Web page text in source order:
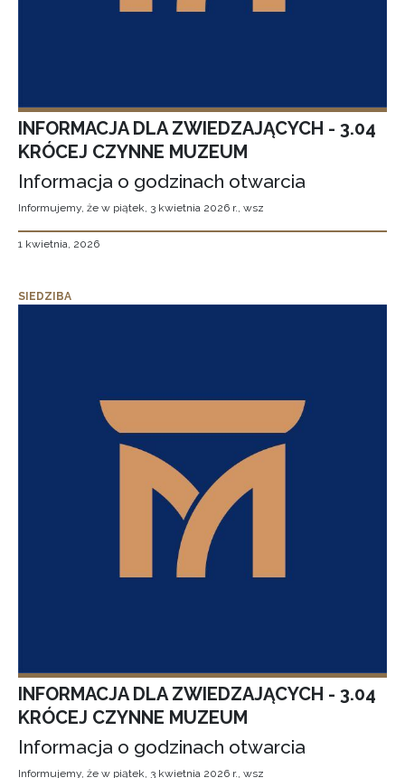
INFORMACJA DLA ZWIEDZAJĄCYCH - 3.04
KRÓCEJ CZYNNE MUZEUM
Informacja o godzinach otwarcia
Informujemy, że w piątek, 3 kwietnia 2026 r., wsz
1 kwietnia, 2026
SIEDZIBA
INFORMACJA DLA ZWIEDZAJĄCYCH - 3.04
KRÓCEJ CZYNNE MUZEUM
Informacja o godzinach otwarcia
Informujemy, że w piątek, 3 kwietnia 2026 r., wsz